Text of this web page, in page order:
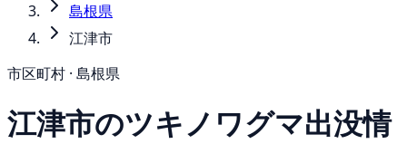
島根県
江津市
市区町村 · 島根県
江津市のツキノワグマ出没情